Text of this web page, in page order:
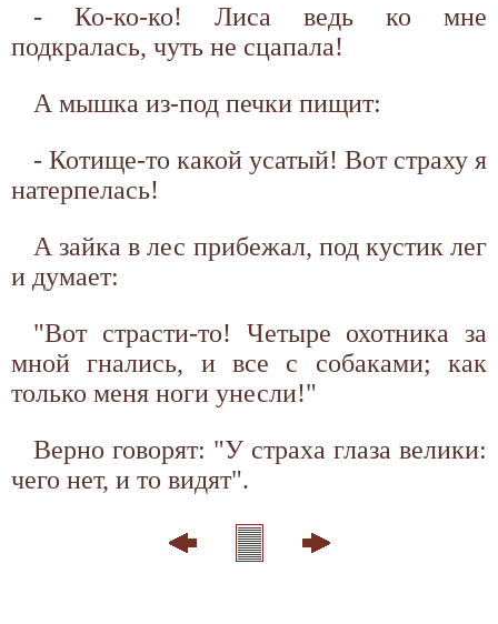
- Ко-ко-ко! Лиса ведь ко мне
подкралась, чуть не сцапала!
А мышка из-под печки пищит:
- Котище-то какой усатый! Вот страху я
натерпелась!
А зайка в лес прибежал, под кустик лег
и думает:
"Вот страсти-то! Четыре охотника за
мной гнались, и все с собаками; как
только меня ноги унесли!"
Верно говорят: "У страха глаза велики:
чего нет, и то видят".